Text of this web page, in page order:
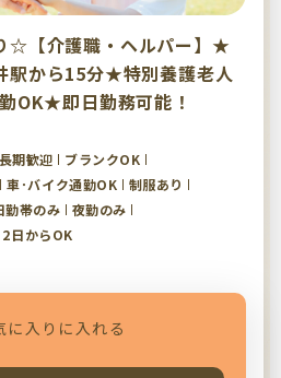
☆【介護職・ヘルパー】★
駅から15分★特別養護老人
OK★即日勤務可能！
長期歓迎
ブランクOK
車･バイク通勤OK
制服あり
勤帯のみ
夜勤のみ
日からOK
に入りに入れる